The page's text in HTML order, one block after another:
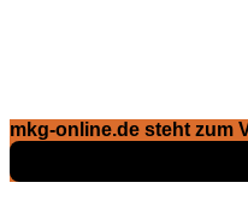
mkg-online.de steht zum